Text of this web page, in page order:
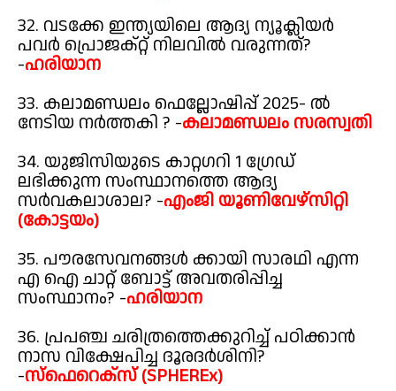
32. വടക്കേ ഇന്ത്യയിലെ ആദ്യ ന്യൂക്ലിയർ
പവർ പ്രൊജക്റ്റ് നിലവിൽ വരുന്നത്?
-ഹരിയാന
33. കലാമണ്ഡലം ഫെല്ലോഷിപ്പ് 2025- ൽ
നേടിയ നർത്തകി ? -കലാമണ്ഡലം സരസ്വതി
34. യുജിസിയുടെ കാറ്റഗറി 1 ഗ്രേഡ്
ലഭിക്കുന്ന സംസ്ഥാനത്തെ ആദ്യ
സർവകലാശാല? -എംജി യൂണിവേഴ്സിറ്റി
(കോട്ടയം)
35. പൗരസേവനങ്ങൾ ക്കായി സാരഥി എന്ന
എ ഐ ചാറ്റ് ബോട്ട് അവതരിപ്പിച്ച
സംസ്ഥാനം? -ഹരിയാന
36. പ്രപഞ്ച ചരിത്രത്തെക്കുറിച്ച് പഠിക്കാൻ
നാസ വിക്ഷേപിച്ച ദൂരദർശിനി?
-സ്ഫെറെക്സ് (SPHEREx)